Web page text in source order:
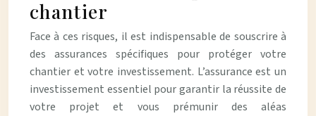
chantier
Face à ces risques, il est indispensable de souscrire à
des assurances spécifiques pour protéger votre
chantier et votre investissement. L’assurance est un
investissement essentiel pour garantir la réussite de
votre projet et vous prémunir des aléas